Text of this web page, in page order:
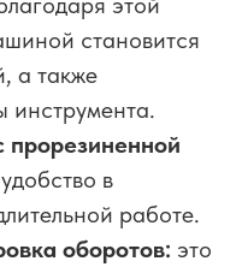
становится
а также
инструмента.
прорезиненной
в
работе.
оборотов: это